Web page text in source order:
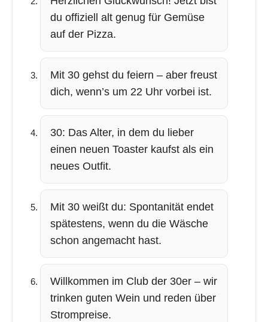
du offiziell alt genug für Gemüse
auf der Pizza.
Mit 30 gehst du feiern – aber freust
dich, wenn’s um 22 Uhr vorbei ist.
30: Das Alter, in dem du lieber
einen neuen Toaster kaufst als ein
neues Outfit.
Mit 30 weißt du: Spontanität endet
spätestens, wenn du die Wäsche
schon angemacht hast.
Willkommen im Club der 30er – wir
trinken guten Wein und reden über
Strompreise.